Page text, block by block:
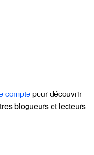
comptepour découvrir
blogueurs et lecteurs